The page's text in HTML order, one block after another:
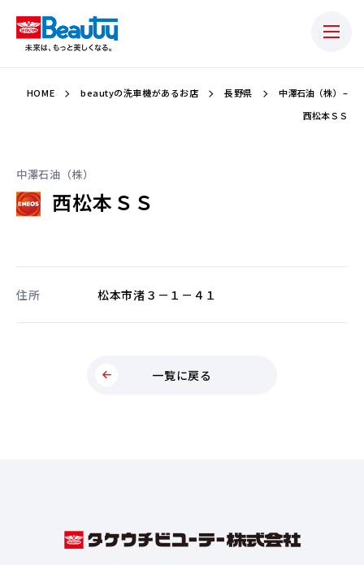
HOME beautyの洗車機があるお店 長野県
中澤石油（株） –
西松本ＳＳ
中澤石油（株）
西松本ＳＳ
住所 松本市渚３－１－４１
一覧に戻る